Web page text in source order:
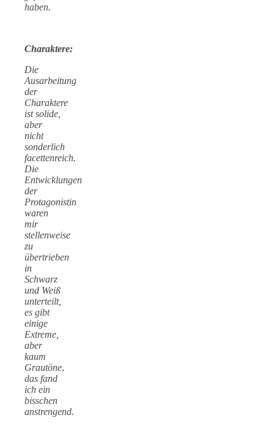
haben.
Charaktere:
Die
Ausarbeitung
der
Charaktere
ist solide,
aber
nicht
sonderlich
facettenreich.
Die
Entwicklungen
der
Protagonistin
waren
mir
stellenweise
zu
übertrieben
in
Schwarz
und Weiß
unterteilt,
es gibt
einige
Extreme,
aber
kaum
Grautöne,
das fand
ich ein
bisschen
anstrengend.